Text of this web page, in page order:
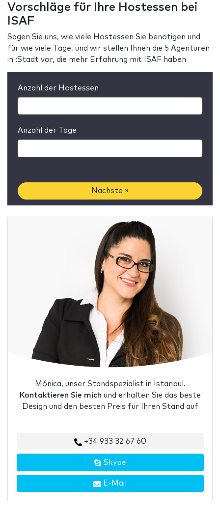
Vorschläge für Ihre Hostessen bei
ISAF
Sagen Sie uns, wie viele Hostessen Sie benötigen und
für wie viele Tage, und wir stellen Ihnen die 5 Agenturen
in :Stadt vor, die mehr Erfahrung mit ISAF haben
Anzahl der Hostessen
Anzahl der Tage
Nächste »
Mónica, unser Standspezialist in Istanbul.
Kontaktieren Sie mich und erhalten Sie das beste
Design und den besten Preis für Ihren Stand auf
+34 933 32 67 60
Skype
E-Mail